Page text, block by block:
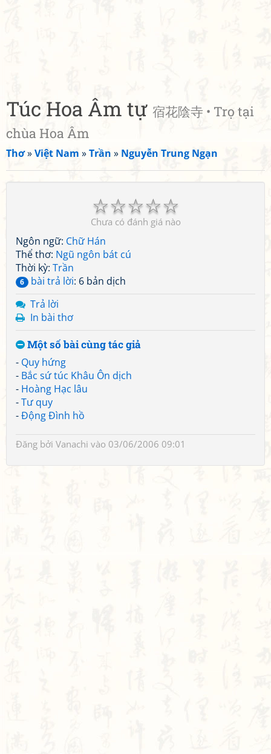
Túc Hoa Âm tự 宿花陰寺 • Trọ tại
chùa Hoa Âm
Thơ»Việt Nam »Trần » Nguyễn Trung Ngạn
☆
☆
☆
☆
☆
Chưa có đánh giá nào
Ngôn ngữ: Chữ Hán
Thể thơ: Ngũ ngôn bát cú
Thời kỳ: Trần
6 bài trả lời: 6 bản dịch
Trả lời
In bài thơ
Một số bài cùng tác giả
- Quy hứng
- Bắc sứ túc Khâu Ôn dịch
- Hoàng Hạc lâu
-Tư quy
-Động Đình hồ
Đăng bởi Vanachi vào 03/06/2006 09:01